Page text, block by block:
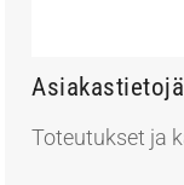
Toteutukset ja